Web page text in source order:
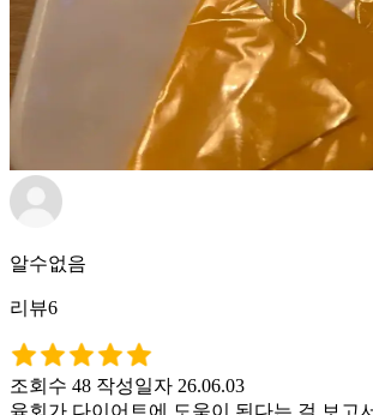
알수없음
리뷰6
조회수 48 작성일자 26.06.03
육회가 다이어트에 도움이 된다는 걸 보고